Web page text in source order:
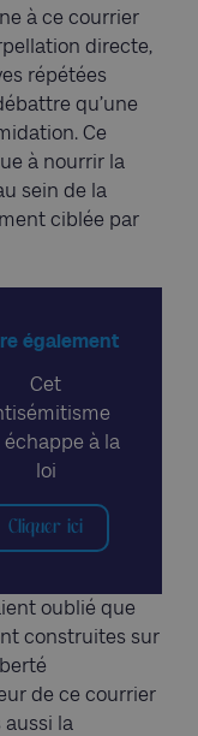
à ce courrier
directe,
répétées
qu’une
Ce
à nourrir la
sein de la
ciblée par
également
Cet
à la
loi
Cliquer ici
oublié que
construites sur
de ce courrier
aussi la